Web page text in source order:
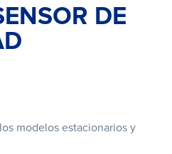
DE
modelos estacionarios y